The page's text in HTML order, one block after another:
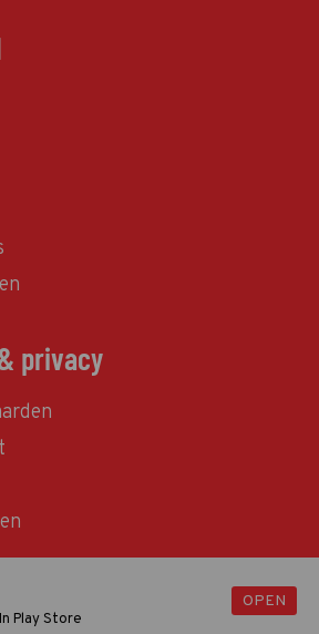
privacy
All rights reserved. No text and
Play Store
OPEN